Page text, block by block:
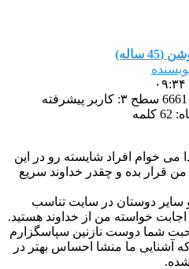
ساله)
سطح ۳: کاربر پیشرفته
می خوام افراد شایسته رو در این
قرار بده و چقدر خداوند سریع
دوستان در سایت تناسب
خواسته من از خداوند هستید.
شما دوست نازنین سپاسگزارم
آشنایی ما منشا احساس بهتر در